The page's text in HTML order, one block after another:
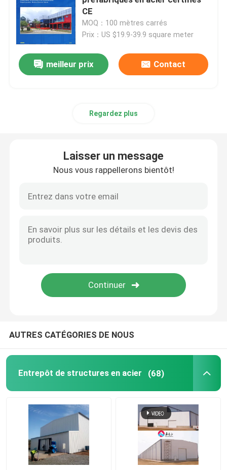
Atelier de structure métallique
Construction de structures en acier
Bâtiments de bureaux en acier
Matériau de construction en acier
Système de plancher pour poulets de chair
CE
MOQ：100 mètres carrés
Prix：US $19.9-39.9 square meter
meilleur prix Contact
Regardez plus
Laisser un message
Nous vous rappellerons bientôt!
AUTRES CATÉGORIES DE NOUS
Entrepôt de structures en acier (68)